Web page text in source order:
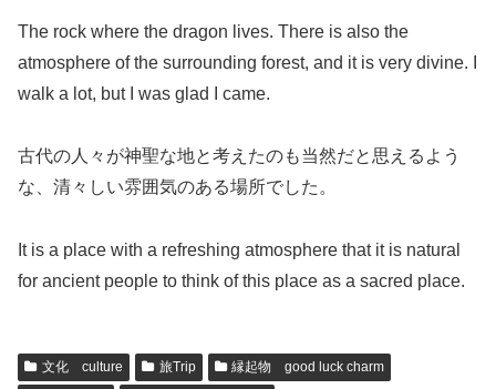
The rock where the dragon lives. There is also the
atmosphere of the surrounding forest, and it is very divine. I
walk a lot, but I was glad I came.
古代の人々が神聖な地と考えたのも当然だと思えるよう
な、清々しい雰囲気のある場所でした。
It is a place with a refreshing atmosphere that it is natural
for ancient people to think of this place as a sacred place.
文化 culture 旅Trip
縁起物 good luck charm